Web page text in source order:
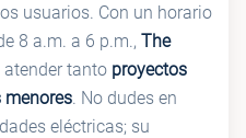
usuarios. Con un horario
8 a.m. a 6 p.m., The
atender tanto proyectos
menores . No dudes en
eléctricas; su